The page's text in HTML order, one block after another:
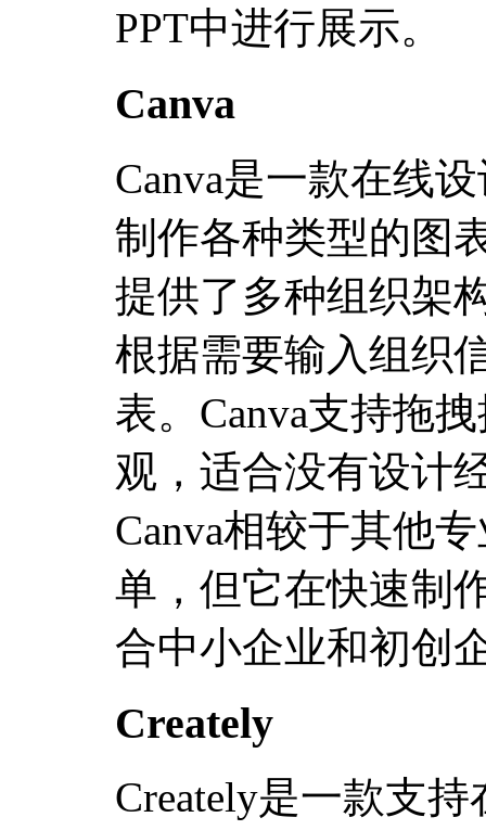
PPT中进行展示。
Canva
Canva是一款在线
制作各种类型的图
提供了多种组织架
根据需要输入组织
表。Canva支持拖
观，适合没有设计
Canva相较于其他
单，但它在快速制
合中小企业和初创
Creately
Creately是一款支